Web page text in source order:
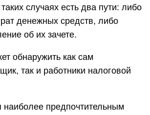
случаях есть два пути: либо
денежных средств, либо
об их зачете.
обнаружить как сам
так и работники налоговой
наиболее предпочтительным